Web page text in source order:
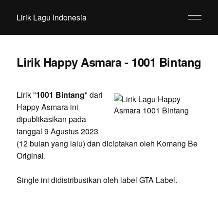
Lirik Lagu Indonesia
Lirik Happy Asmara - 1001 Bintang
Lirik "1001 Bintang" dari
Happy Asmara ini
dipublikasikan pada
tanggal 9 Agustus 2023
(12 bulan yang lalu) dan diciptakan oleh Komang Be
Original.
Single ini didistribusikan oleh label GTA Label.